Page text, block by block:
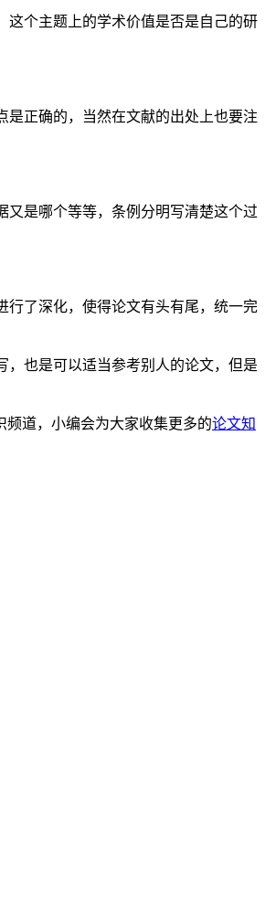
这个主题上的学术价值是否是自己的研
是正确的，当然在文献的出处上也要注
又是哪个等等，条例分明写清楚这个过
行了深化，使得论文有头有尾，统一完
，也是可以适当参考别人的论文，但是
频道，小编会为大家收集更多的论文知